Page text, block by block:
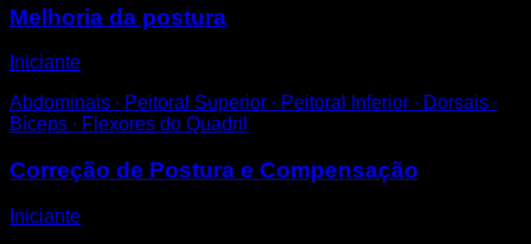
Melhoria da postura
Iniciante
Abdominais ∙ Peitoral Superior ∙ Peitoral Inferior ∙ Dorsais ∙
Bíceps ∙ Flexores do Quadril
Correção de Postura e Compensação
Iniciante